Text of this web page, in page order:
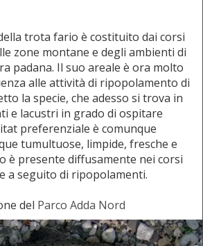
trota fario è costituito dai corsi
zone montane e degli ambienti di
padana. Il suo areale è ora molto
alle attività di ripopolamento di
la specie, che adesso si trova in
e lacustri in grado di ospitare
preferenziale è comunque
tumultuose, limpide, fresche e
è presente diffusamente nei corsi
a seguito di ripopolamenti.
del Parco Adda Nord